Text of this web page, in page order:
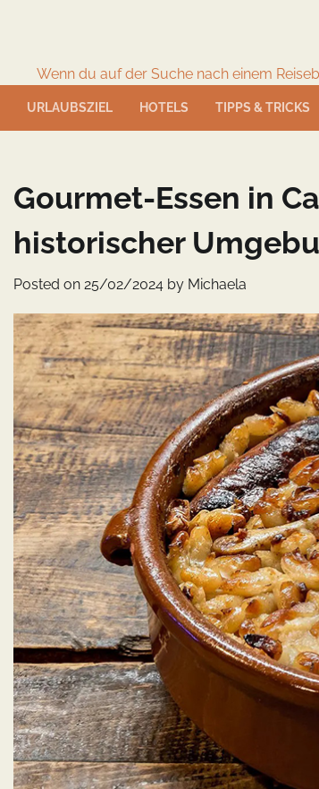
Wenn du auf der Suche nach einem
URLAUBSZIEL HOTELS TIPPS & TRICKS
Gourmet-Essen in
historischer
Posted on 25/02/2024 by Michaela